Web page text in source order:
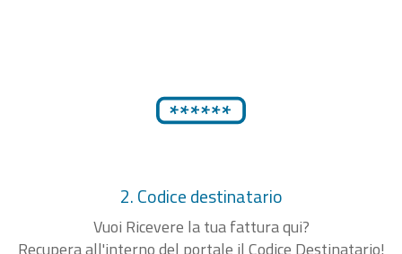
2. Codice destinatario
Vuoi Ricevere la tua fattura qui?
Recupera all'interno del portale il Codice Destinatario!